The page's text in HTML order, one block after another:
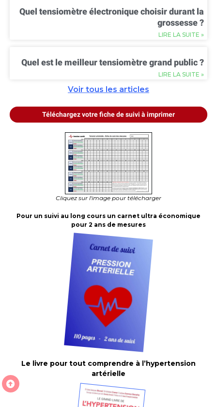
Quel tensiomètre électronique choisir durant la
grossesse ?
LIRE LA SUITE »
Quel est le meilleur tensiomètre grand public ?
LIRE LA SUITE »
Voir tous les articles
Téléchargez votre fiche de suivi à imprimer
Cliquez sur l'image pour télécharger
Pour un suivi au long cours un carnet ultra économique
pour 2 ans de mesures
Le livre pour tout comprendre à l’hypertension
artérielle